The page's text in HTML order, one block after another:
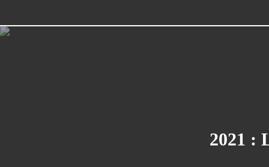
2021 :